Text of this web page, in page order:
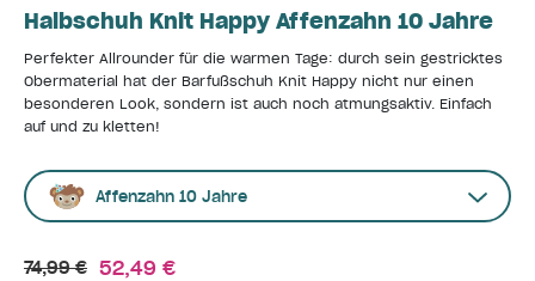
Halbschuh Knit Happy Affenzahn 10 Jahre
Perfekter Allrounder für die warmen Tage: durch sein gestricktes
Obermaterial hat der Barfußschuh Knit Happy nicht nur einen
besonderen Look, sondern ist auch noch atmungsaktiv. Einfach
auf und zu kletten!
Affenzahn 10 Jahre
74,99 € 52,49 €